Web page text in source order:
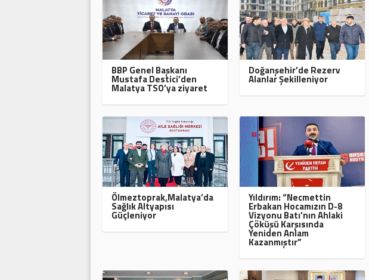
BBP Genel Başkanı
Mustafa Destici’den
Malatya TSO’ya ziyaret
Doğanşehir’de Rezerv
Alanlar Şekilleniyor
Ölmeztoprak,Malatya’da
Sağlık Altyapısı
Güçleniyor
Yıldırım: “Necmettin
Erbakan Hocamızın D-8
Vizyonu Batı’nın Ahlaki
Çöküşü Karşısında
Yeniden Anlam
Kazanmıştır”